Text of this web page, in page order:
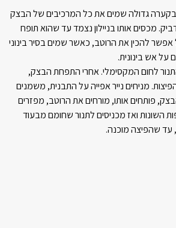
בקערה גדולה שמים את כל המרכיבים של הבצק
מכסים אותו בניילון נצמד עד שהוא תופח
להכין את הרוטב, כאשר שמים בסיר בינוני
על אש בינונית.
לחום המקסימלי. אחרי התפחת הבצק,
מניחים נייר אפייה על התבנית, משמנים
פותחים אותו, מורחים את הרוטב, מפזרים
השונות ואז מכניסים לתנור שחומם מבעוד